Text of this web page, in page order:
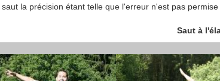
la précision étant telle que l'erreur n'est pas
Saut à